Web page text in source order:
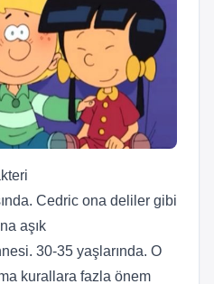
Cedric ona deliler gibi
aşık
30-35 yaşlarında. O
kurallara fazla önem